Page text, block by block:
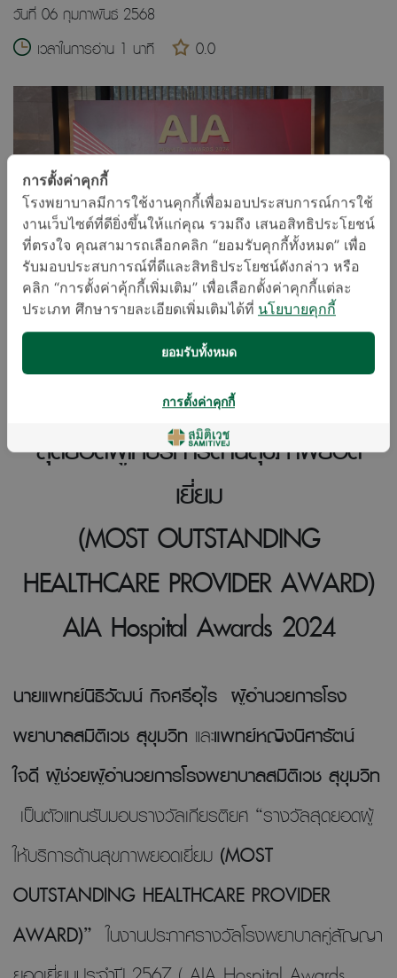
วันที่ 06 กุมภาพันธ์ 2568
เวลาในการอ่าน 1 นาที
0.0
สมิติเวช สุขุมวิท รับรางวัลเกียรติยศ
สุดยอดผู้ให้บริการด้านสุขภาพยอด
เยี่ยม
(MOST OUTSTANDING
HEALTHCARE PROVIDER AWARD)
AIA Hospital Awards 2024
นายแพทย์นิธิวัฒน์ กิจศรีอุไร ผู้อำนวยการโรง
พยาบาลสมิติเวช สุขุมวิท และแพทย์หญิงนิศารัตน์
ใจดี ผู้ช่วยผู้อำนวยการโรงพยาบาลสมิติเวช สุขุมวิท
เป็นตัวแทนรับมอบรางวัลเกียรติยศ “รางวัลสุดยอดผู้
ให้บริการด้านสุขภาพยอดเยี่ยม (MOST
OUTSTANDING HEALTHCARE PROVIDER
AWARD)” ในงานประกาศรางวัลโรงพยาบาลคู่สัญญา
การตั้งค่าคุกกี้
โรงพยาบาลมีการใช้งานคุกกี้เพื่อมอบประสบการณ์การใช้
งานเว็บไซต์ที่ดียิ่งขึ้นให้แก่คุณ รวมถึง เสนอสิทธิประโยชน์
ที่ตรงใจ คุณสามารถเลือกคลิก “ยอมรับคุกกี้ทั้งหมด” เพื่อ
รับมอบประสบการณ์ที่ดีและสิทธิประโยชน์ดังกล่าว หรือ
คลิก “การตั้งค่าคุ้กกี้เพิ่มเติม” เพื่อเลือกตั้งค่าคุกกี้แต่ละ
ประเภท ศึกษารายละเอียดเพิ่มเติมได้ที่ นโยบายคุกกี้
ยอมรับทั้งหมด
การตั้งค่าคุกกี้